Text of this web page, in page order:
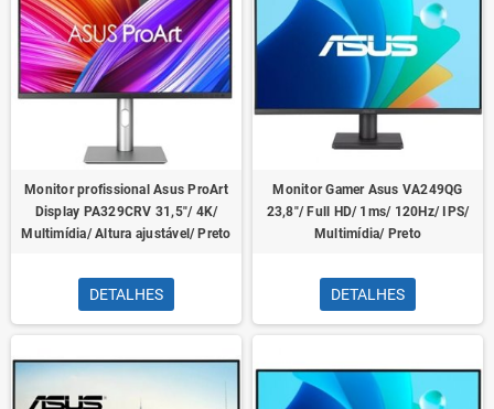
Monitor profissional Asus ProArt
Display PA329CRV 31,5"/ 4K/
Multimídia/ Altura ajustável/ Preto
DETALHES
Monitor Gamer Asus VA249QG
23,8"/ Full HD/ 1ms/ 120Hz/ IPS/
Multimídia/ Preto
DETALHES